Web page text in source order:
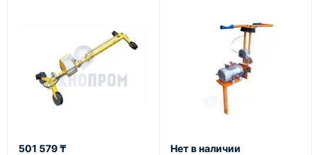
501 579 ₸ Нет в наличии